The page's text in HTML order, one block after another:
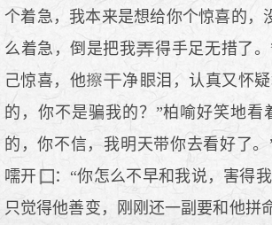
个着急，我本来是想给你个惊喜的，
么着急，倒是把我
得手足无措了
己惊喜，他
净
泪，认真又怀
的，你不是骗我的？”柏喻好笑地看
的，你不信，我明天带你去看好了
嚅开
：“你怎么不早和我说，害得
只觉得他善变，刚刚还一副要和他拼